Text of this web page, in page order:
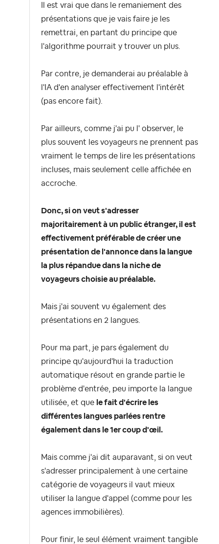
Il est vrai que dans le remaniement des
présentations que je vais faire je les
remettrai, en partant du principe que
l'algorithme pourrait y trouver un plus.
Par contre, je demanderai au préalable à
l'IA d'en analyser effectivement l'intérêt
(pas encore fait).
Par ailleurs, comme j'ai pu l' observer, le
plus souvent les voyageurs ne prennent pas
vraiment le temps de lire les présentations
incluses, mais seulement celle affichée en
accroche.
Donc, si on veut s'adresser
majoritairement à un public étranger, il est
effectivement préférable de créer une
présentation de l'annonce dans la langue
la plus répandue dans la niche de
voyageurs choisie au préalable.
Mais j'ai souvent vu également des
présentations en 2 langues.
Pour ma part, je pars également du
principe qu'aujourd'hui la traduction
automatique résout en grande partie le
problème d'entrée, peu importe la langue
utilisée, et que le fait d'écrire les
différentes langues parlées rentre
également dans le 1er coup d'œil.
Mais comme j'ai dit auparavant, si on veut
s'adresser principalement à une certaine
catégorie de voyageurs il vaut mieux
utiliser la langue d'appel (comme pour les
agences immobilières).
Pour finir, le seul élément vraiment tangible